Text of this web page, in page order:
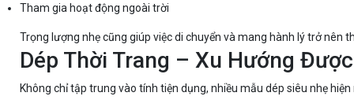
Tham gia hoạt động ngoài trời
Trọng lượng nhẹ cũng giúp việc di chuyển và mang hành lý trở nên
Dép Thời Trang – Xu Hướng
Không chỉ tập trung vào tính tiện dụng, nhiều mẫu dép siêu nhẹ